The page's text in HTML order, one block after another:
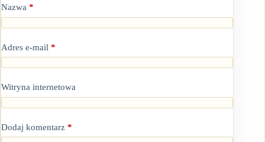
Nazwa *
Adres e-mail *
Witryna internetowa
Dodaj komentarz *